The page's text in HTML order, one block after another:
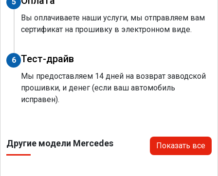
Вы оплачиваете наши услуги, мы отправляем вам
сертификат на прошивку в электронном виде.
6 Тест-драйв
Мы предоставляем 14 дней на возврат заводской
прошивки, и денег (если ваш автомобиль
исправен).
Другие модели Mercedes Показать все